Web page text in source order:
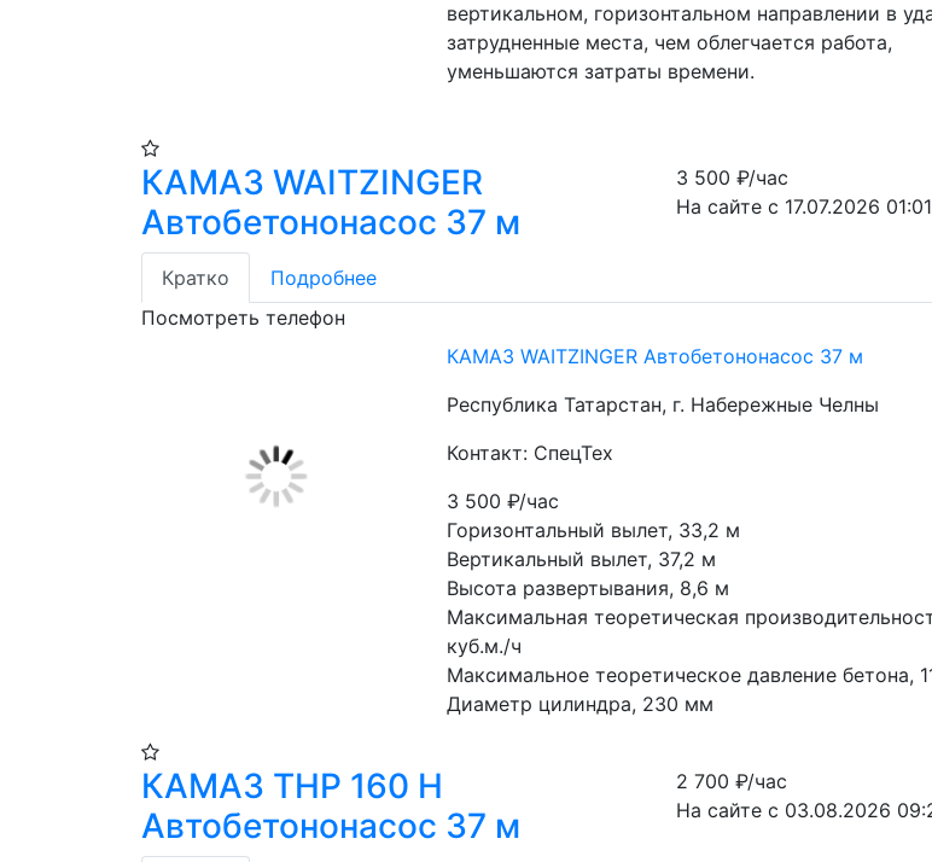
вертикальном, горизонтальном направлении в
затрудненные места, чем облегчается работа,
уменьшаются затраты времени.
КАМАЗ WAITZINGER
Автобетононасос 37 м
3 500₽/час
На сайте с 17.07.2026 01:01
Кратко
Подробнее
Посмотреть телефон
КАМАЗ WAITZINGER Автобетононасос 37 м
Республика Татарстан, г. Набережные Челны
Контакт: СпецТех
3 500₽/час
Горизонтальный вылет, 33,2 м
Вертикальный вылет, 37,2 м
Высота развертывания, 8,6 м
Максимальная теоретическая
куб.м./ч
Максимальное теоретическое давление бетона,
Диаметр цилиндра, 230 мм
КАМАЗ THP 160 H
Автобетононасос 37 м
2 700₽/час
На сайте с 03.08.2026